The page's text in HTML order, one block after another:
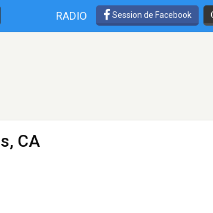
RADIO Session de Facebook
CA